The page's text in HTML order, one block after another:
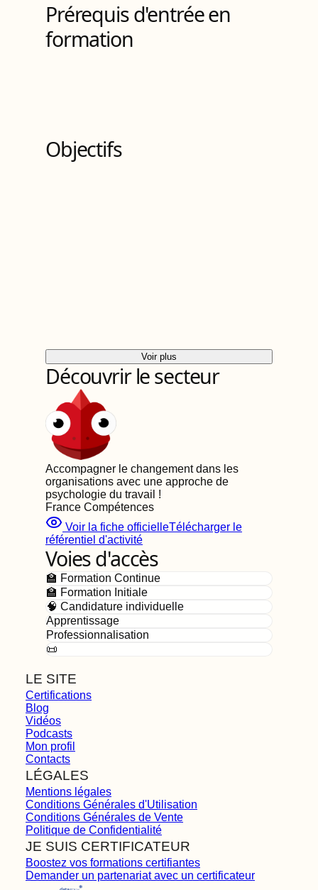
Prérequis d'entrée en
formation
Objectifs
Voir plus
Découvrir le secteur
Accompagner le changement dans les
organisations avec une approche de
psychologie du travail !
France Compétences
Voir la fiche officielleTélécharger le
référentiel d'activité
Voies d'accès
🏫 Formation Continue
🏫 Formation Initiale
🧠 Candidature individuelle
Apprentissage
Professionnalisation
📜
LE SITE
Certifications
Blog
Vidéos
Podcasts
Mon profil
Contacts
LÉGALES
Mentions légales
Conditions Générales d'Utilisation
Conditions Générales de Vente
Politique de Confidentialité
JE SUIS CERTIFICATEUR
Boostez vos formations certifiantes
Demander un partenariat avec un certificateur